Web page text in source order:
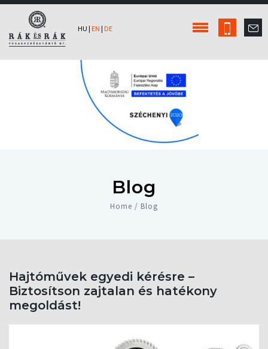
HU | EN | DE
Blog
Home / Blog
Hajtóművek egyedi kérésre –
Biztosítson zajtalan és hatékony
megoldást!